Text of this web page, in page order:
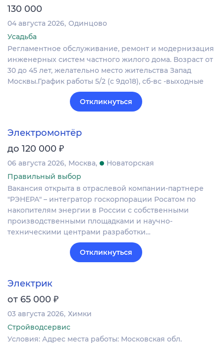
130 000
04 августа 2026 Одинцово
Усадьба
Регламентное обслуживание, ремонт и модернизация
инженерных систем частного жилого дома. Возраст от
30 до 45 лет, желательно место жительства Запад
Москвы.График работы 5/2 (с 9до18), сб-вс -выходные
Откликнуться
Электромонтёр
до 120 000 ₽
06 августа 2026 Москва
Новаторская
Правильный выбор
Вакансия открыта в отраслевой компании-партнере
"РЭНЕРА" – интегратор госкорпорации Росатом по
накопителям энергии в России с собственными
производственными площадками и научно-
техническими центрами разработки…
Откликнуться
Электрик
от 65 000 ₽
03 августа 2026 Химки
Стройводсервис
Условия: Адрес места работы: Московская обл.